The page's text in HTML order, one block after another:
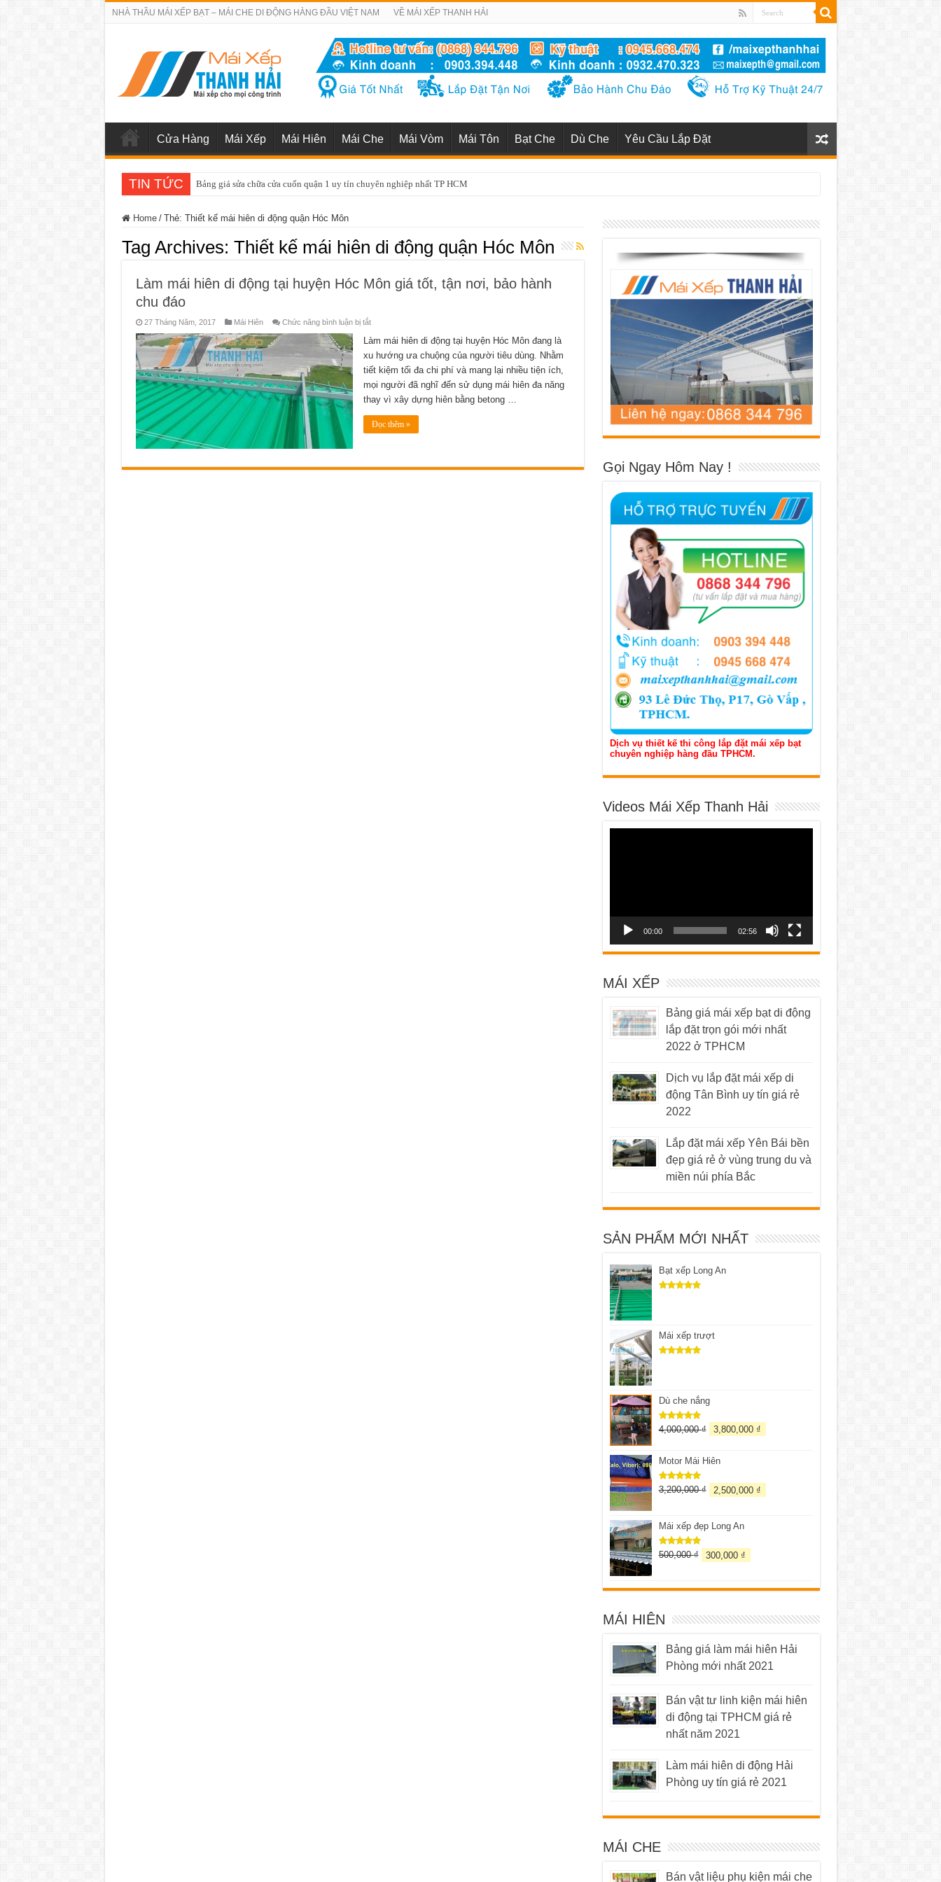
NHÀ THẦU MÁI XẾP BẠT – MÁI CHE DI ĐỘNG HÀNG ĐẦU VIỆT NAM VỀ MÁI XẾP THANH HẢI
Cửa Hàng Mái Xếp Mái Hiên Mái Che Mái Vòm Mái Tôn Bạt Che Dù Che Yêu Cầu Lắp Đặt
TIN TỨC Bảng giá sửa chữa cửa cuốn quận 1 uy tín chuyên nghiệp nhất TP HCM
Home / Thẻ: Thiết kế mái hiên di động quận Hóc Môn
Tag Archives: Thiết kế mái hiên di động quận Hóc Môn
Làm mái hiên di động tại huyện Hóc Môn giá tốt, tận nơi, bảo hành
chu đáo
27 Tháng Năm, 2017 Mái Hiên Chức năng bình luận bị tắtở
mái
hiên
di
tại
huyện
Hóc
Môn
giá
tốt,
tận
nơi,
Làm mái hiên di động tại huyện Hóc Môn đang là
xu hướng ưa chuộng của người tiêu dùng. Nhằm
tiết kiệm tối đa chi phí và mang lại nhiều tiện ích,
mọi người đã nghĩ đến sử dụng mái hiên đa năng
thay vì xây dựng hiên bằng betong …
Đọc thêm »
Gọi Ngay Hôm Nay !
Dịch vụ thiết kế thi công lắp đặt mái xếp bạt
chuyên nghiệp hàng đầu TPHCM.
Videos Mái Xếp Thanh Hải
00:00 02:56
MÁI XẾP
Bảng giá mái xếp bạt di động
lắp đặt trọn gói mới nhất
2022 ở TPHCM
Dịch vụ lắp đặt mái xếp di
động Tân Bình uy tín giá rẻ
2022
Lắp đặt mái xếp Yên Bái bền
đẹp giá rẻ ở vùng trung du và
miền núi phía Bắc
SẢN PHẨM MỚI NHẤT
Bạt xếp Long An
Mái xếp trượt
Dù che nắng
Được xếp
4,000,000₫ 3,800,000 ₫
Motor Mái Hiên
Được xếp
3,200,000₫ 2,500,000 ₫
Mái xếp đẹp Long An
Được xếp
500,000₫ 300,000 ₫
MÁI HIÊN
Bảng giá làm mái hiên Hải
Phòng mới nhất 2021
Bán vật tư linh kiện mái hiên
di động tại TPHCM giá rẻ
nhất năm 2021
Làm mái hiên di động Hải
Phòng uy tín giá rẻ 2021
MÁI CHE
Bán vật liệu phụ kiện mái che